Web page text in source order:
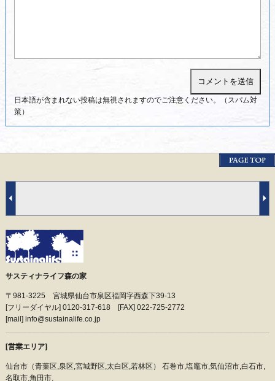
日本語が含まれない投稿は無視されますのでご注意ください。（スパム対
策）
サスティナライフ森の家
〒981-3225 宮城県仙台市泉区福岡字西森下39-13
[フリーダイヤル] 0120-317-618 [FAX] 022-725-2772
[mail] info@sustainalife.co.jp
[営業エリア]
仙台市（青葉区,泉区,宮城野区,太白区,若林区） 石巻市,塩竈市,気仙沼市,白石市,
名取市,角田市,